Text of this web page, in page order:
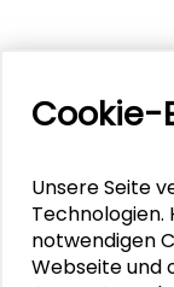
Cookie-
Unsere Seite
Technologien.
notwendigen
Webseite und